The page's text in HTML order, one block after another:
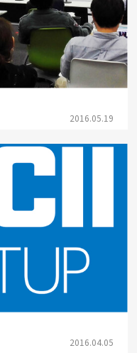
2016.05.19
2016.04.05